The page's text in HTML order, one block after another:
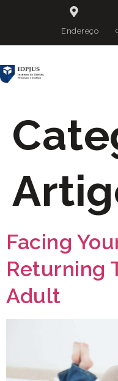
Endereço
Facing
Returning
Adult